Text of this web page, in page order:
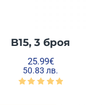
B15, 3 броя
25.99€
50.83 лв.